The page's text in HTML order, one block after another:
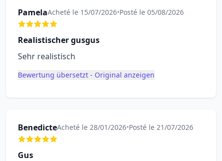
PamelaAcheté le 15/07/2026•Posté le 05/08/2026
Realistischer gusgus
Sehr realistisch
Bewertung übersetzt - Original anzeigen
BenedicteAcheté le 28/01/2026•Posté le 21/07/2026
Gus